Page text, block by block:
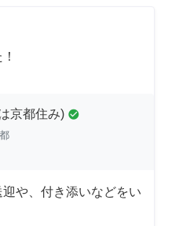
京都住み) check_circle
や、付き添いなどをい